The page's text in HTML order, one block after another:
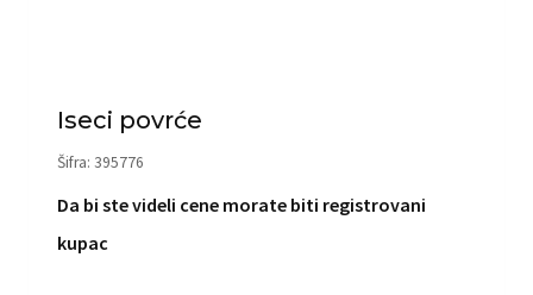
Iseci povrće
Šifra: 395776
Da bi ste videli cene morate biti registrovani
kupac